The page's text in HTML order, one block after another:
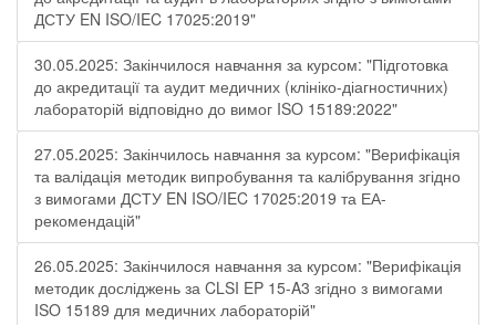
ДСТУ EN ISO/IEC 17025:2019"
30.05.2025: Закінчилося навчання за курсом: "Підготовка
до акредитації та аудит медичних (клініко-діагностичних)
лабораторій відповідно до вимог ISO 15189:2022"
27.05.2025: Закінчилось навчання за курсом: "Верифікація
та валідація методик випробування та калібрування згідно
з вимогами ДСТУ EN ISO/IEC 17025:2019 та ЕА-
рекомендацій"
26.05.2025: Закінчилося навчання за курсом: "Верифікація
методик досліджень за CLSI EP 15-A3 згідно з вимогами
ISO 15189 для медичних лабораторій"